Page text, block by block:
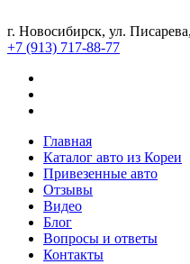
г. Новосибирск, ул.
+7 (913) 717-88-77
Главная
Каталог авто из Кореи
Привезенные авто
Отзывы
Видео
Блог
Вопросы и ответы
Контакты